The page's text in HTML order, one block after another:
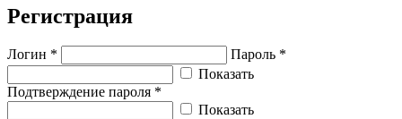
Регистрация
Логин *
Пароль *
Показать
Подтверждение пароля *
Показать